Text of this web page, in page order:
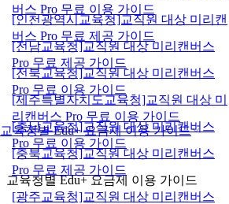
교육청별 Edu+ 요금제 이용 가이드
버스 Pro 무료 이용 가이드
[인천광역시교육청]교직원 대상 미리캔
버스 Pro 무료 제공 가이드
[전남교육청]교직원 대상 미리캔버스
Pro 무료 제공 가이드
[전북교육청]교직원 대상 미리캔버스
Pro 무료 이용 가이드
[제주특별자치도교육청]교직원 대상 미
리캔버스 Pro 무료 이용 가이드
[충남교육청]교직원 대상 미리캔버스
Pro 무료 이용 가이드
[충북교육청]교직원 대상 미리캔버스
Pro 무료 제공 가이드
교육청별 Edu+ 요금제 이용 가이드
[광주교육청]교직원 대상 미리캔버스